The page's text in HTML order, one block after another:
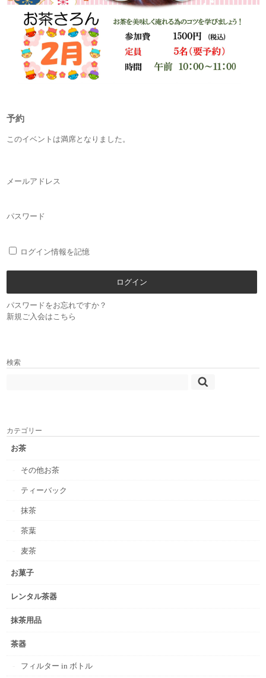
予約
このイベントは満席となりました。
メールアドレス
パスワード
ログイン情報を記憶
パスワードをお忘れですか？
新規ご入会はこちら
検索
カテゴリー
お茶
その他お茶
ティーバック
抹茶
茶葉
麦茶
お菓子
レンタル茶器
抹茶用品
茶器
フィルター in ボトル